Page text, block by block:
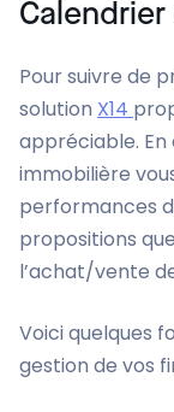
Pour suivre de
solution X14
appréciable.
immobilière
performances
propositions
l’achat/vente
Voici quelques
gestion de vos